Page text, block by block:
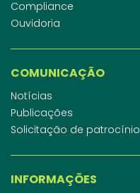
Compliance
Ouvidoria
COMUNICAÇÃO
Notícias
Publicações
Solicitação de patrocínio
INFORMAÇÕES